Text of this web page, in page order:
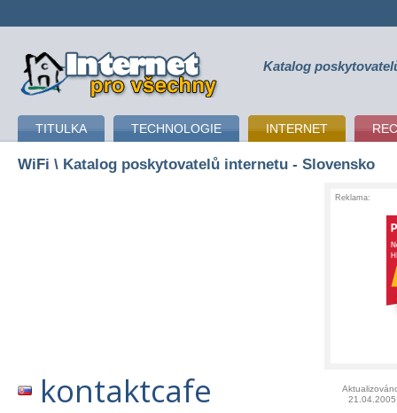
připojení k internetu Katalog
TITULKA TECHNOLOGIE INTERNET
WiFi \ Katalog poskytovatelů internetu - Slovensko
Reklama:
kontaktcafe
21.04.2005